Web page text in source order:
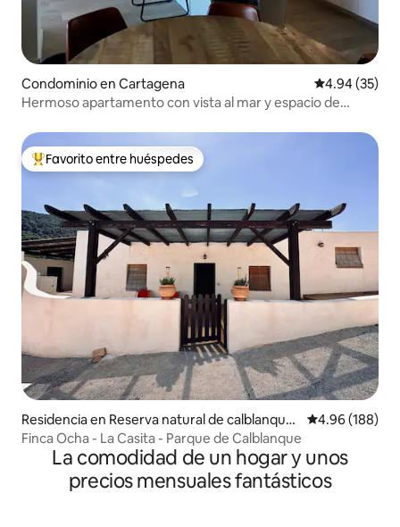
Condominio en Cartagena Calificación
4.94 (35)
Hermoso apartamento con vista al mar y espacio de
De los mejores en Favorito entre huéspedes
Favorito entre huéspedes
Residencia en Reserva natural de calblanque ,
Los Belones , Cartagena
Calificación
4.96 (188)
Finca Ocha - La Casita - Parque de Calblanque
La comodidad de un hogar y unos
precios mensuales fantásticos